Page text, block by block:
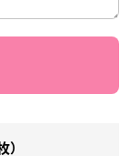
）